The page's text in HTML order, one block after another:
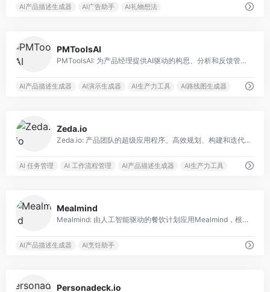
AI产品描述生成器 AI广告助手 AI礼物想法
PMToolsAI
PMToolsAI: 为产品经理提供AI驱动的构思、分析和反馈管理工具。
AI产品描述生成器 AI演示生成器 AI生产力工具 AI路线图生成器
Zeda.io
Zeda.io: 产品团队的超级应用程序。高效规划、构建和迭代产品。
AI 任务管理 AI 工作流程管理 AI产品描述生成器 AI生产力工具
Mealmind
Mealmind: 由人工智能驱动的餐饮计划应用Mealmind，根据用户的偏好和膳食需求定制个性化的餐饮计划。
AI产品描述生成器 AI烹饪助手
Personadeck.io